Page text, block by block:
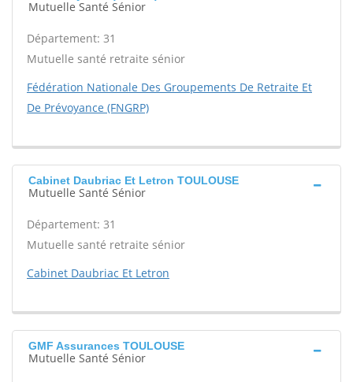
Mutuelle Santé Sénior
Département: 31
Mutuelle santé retraite sénior
Fédération Nationale Des Groupements De Retraite Et
De Prévoyance (FNGRP)
Cabinet Daubriac Et Letron TOULOUSE
Mutuelle Santé Sénior
Département: 31
Mutuelle santé retraite sénior
Cabinet Daubriac Et Letron
GMF Assurances TOULOUSE
Mutuelle Santé Sénior